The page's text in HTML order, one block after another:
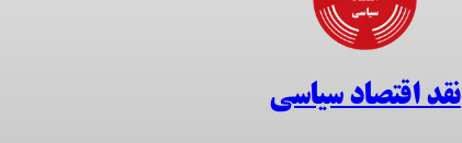
نقد اقتصاد سیاسی